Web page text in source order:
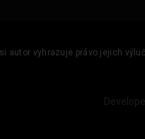
autor vyhrazuje právo jejich